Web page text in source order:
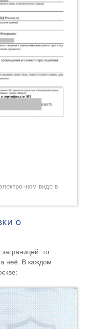
виде в
о
то
неё. В каждом